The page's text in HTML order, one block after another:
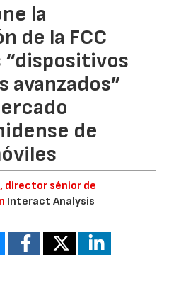
la
de la FCC
“dispositivos
avanzados”
de
director sénior de
Interact Analysis